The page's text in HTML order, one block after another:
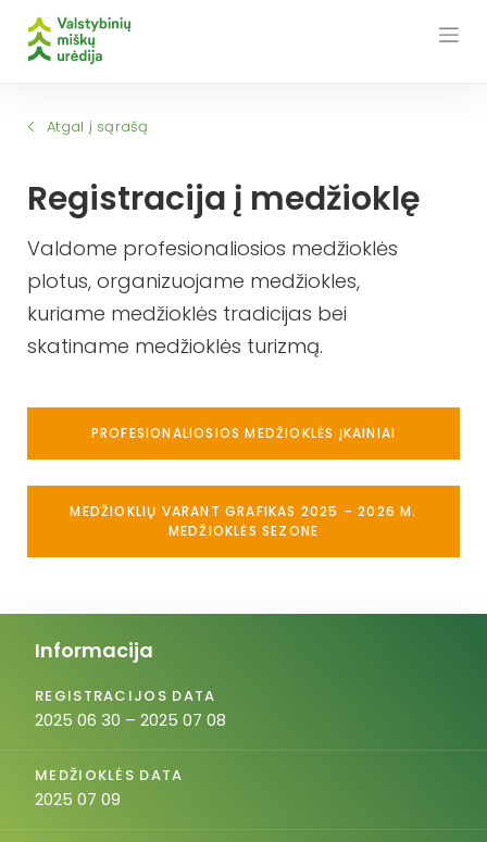
Atgal į sąrašą
Registracija į medžioklę
Valdome profesionaliosios medžioklės
plotus, organizuojame medžiokles,
kuriame medžioklės tradicijas bei
skatiname medžioklės turizmą.
PROFESIONALIOSIOS MEDŽIOKLĖS ĮKAINIAI
MEDŽIOKLIŲ VARANT GRAFIKAS 2025 – 2026 M.
MEDŽIOKLĖS SEZONE
Informacija
REGISTRACIJOS DATA
2025 06 30 – 2025 07 08
MEDŽIOKLĖS DATA
2025 07 09